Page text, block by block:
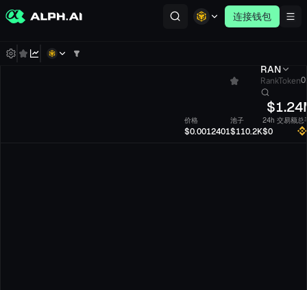
连接钱包
RAN
RankToken
$
价格
$0.0012401
池子
$110.2K
24h 交易额
$0
总